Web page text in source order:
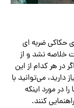
حکاکی ضربه ای
خلاصه نشد و از
اگر در هر کدام از این
می‌توانید با
در مورد اینکه
کنند.